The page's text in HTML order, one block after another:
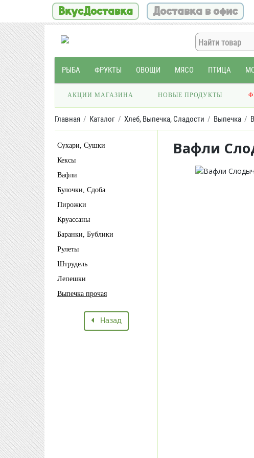
ВкусДоставка Доставка в офис
РЫБА ФРУКТЫ ОВОЩИ МЯСО ПТИЦА
АКЦИИ МАГАЗИНА НОВЫЕ ПРОДУКТЫ
Главная Каталог Хлеб, Выпечка, Сладости Выпечка
Сухари, Сушки
Кексы
Вафли
Булочки, Сдоба
Пирожки
Круассаны
Баранки, Бублики
Рулеты
Штрудель
Лепешки
Выпечка прочая
Назад
Вафли